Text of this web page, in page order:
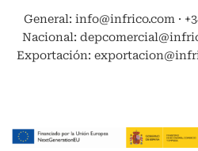
General: info@infrico.com ·
Nacional:
Exportación: